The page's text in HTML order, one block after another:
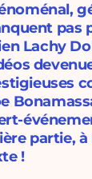
pas
Lachy
partie,
!